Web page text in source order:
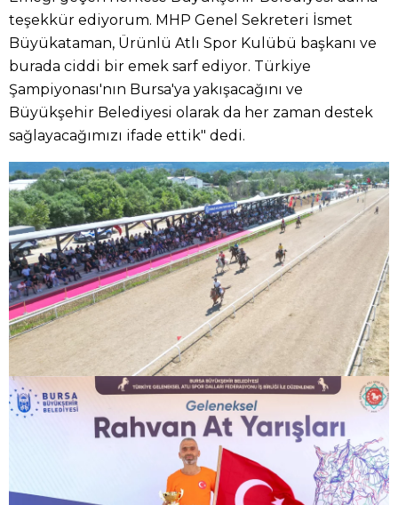
teşekkür ediyorum. MHP Genel Sekreteri İsmet
Büyükataman, Ürünlü Atlı Spor Kulübü başkanı ve
burada ciddi bir emek sarf ediyor. Türkiye
Şampiyonası'nın Bursa'ya yakışacağını ve
Büyükşehir Belediyesi olarak da her zaman destek
sağlayacağımızı ifade ettik" dedi.